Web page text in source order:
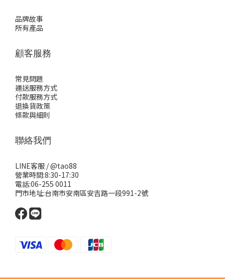
品牌故事
所有產品
顧客服務
常見問題
運送服務方式
付款服務方式
退換貨政策
條款與細則
聯絡我們
LINE客服 /@tao88
營業時間:8:30-17:30
電話:06-255 0011
門市地址:台南市安南區安吉路一段991-2號